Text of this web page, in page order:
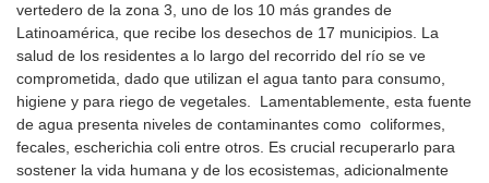
vertedero de la zona 3, uno de los 10 más grandes de
Latinoamérica, que recibe los desechos de 17 municipios. La
salud de los residentes a lo largo del recorrido del río se ve
comprometida, dado que utilizan el agua tanto para consumo,
higiene y para riego de vegetales. Lamentablemente, esta fuente
de agua presenta niveles de contaminantes como coliformes,
fecales, escherichia coli entre otros. Es crucial recuperarlo para
sostener la vida humana y de los ecosistemas, adicionalmente